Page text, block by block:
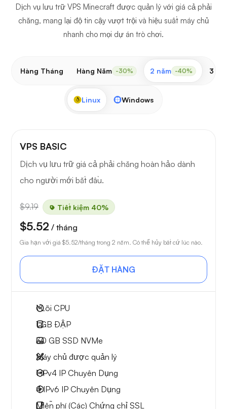
Dịch vụ lưu trữ VPS Minecraft được quản lý với giá cả phải
chăng, mang lại độ tin cậy vượt trội và hiệu suất máy chủ
nhanh cho mọi dự án trò chơi.
Hàng Tháng Hàng Năm -30% 2 năm -40% 3
Linux Windows
VPS BASIC
Dịch vụ lưu trữ giá cả phải chăng hoàn hảo dành
cho người mới bắt đầu.
$9.19 Tiết kiệm 40%
$5.52 / tháng
Gia hạn với giá $5.52/tháng trong 2 năm. Có thể hủy bất cứ lúc nào.
ĐẶT HÀNG
1Lõi CPU
1 GB ĐẬP
30 GB SSD NVMe
Máy chủ được quản lý
1 IPv4 IP Chuyên Dụng
4 IPv6 IP Chuyên Dụng
Miễn phí (Các) Chứng chỉ SSL